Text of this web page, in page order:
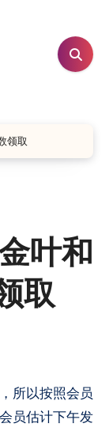
领取
叶和
取
员估计下午发